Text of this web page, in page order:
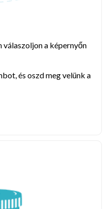
a képernyőn
és oszd meg velünk a